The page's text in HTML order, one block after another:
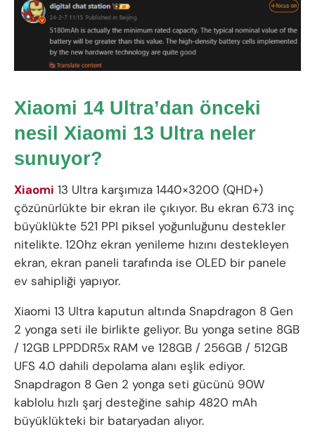
Xiaomi 14 Ultra’dan önceki
nesil Xiaomi 13 Ultra neler
sunuyor?
Xiaomi 13 Ultra karşımıza 1440×3200 (QHD+)
çözünürlükte bir ekran ile çıkıyor. Bu ekran 6.73 inç
büyüklükte 521 PPI piksel yoğunluğunu destekler
nitelikte. 120hz ekran yenileme hızını destekleyen
ekran, ekran paneli tarafında ise OLED bir panele
ev sahipliği yapıyor.
Xiaomi 13 Ultra kaputun altında Snapdragon 8 Gen
2 yonga seti ile birlikte geliyor. Bu yonga setine 8GB
/ 12GB LPPDDR5x RAM ve 128GB / 256GB / 512GB
UFS 4.0 dahili depolama alanı eşlik ediyor.
Snapdragon 8 Gen 2 yonga seti gücünü 90W
kablolu hızlı şarj desteğine sahip 4820 mAh
büyüklükteki bir bataryadan alıyor.